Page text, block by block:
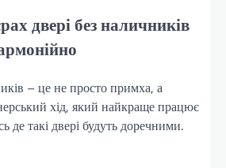
двері без наличників
– це не просто примха, а
хід, який найкраще працює
де такі двері будуть доречними.